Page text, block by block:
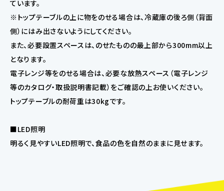
ています。
※トップテーブルの上に物をのせる場合は、冷蔵庫の後ろ側（背面
側）にはみ出さないようにしてください。
また、必要設置スペースは、のせたものの最上部から300mm以上
となります。
電子レンジ等をのせる場合は、必要な放熱スペース（電子レンジ
等のカタログ・取扱説明書記載）をご確認の上お使いください。
トップテーブルの耐荷重は30kgです。
■LED照明
明るく見やすいLED照明で、食品の色を自然のままに見せます。